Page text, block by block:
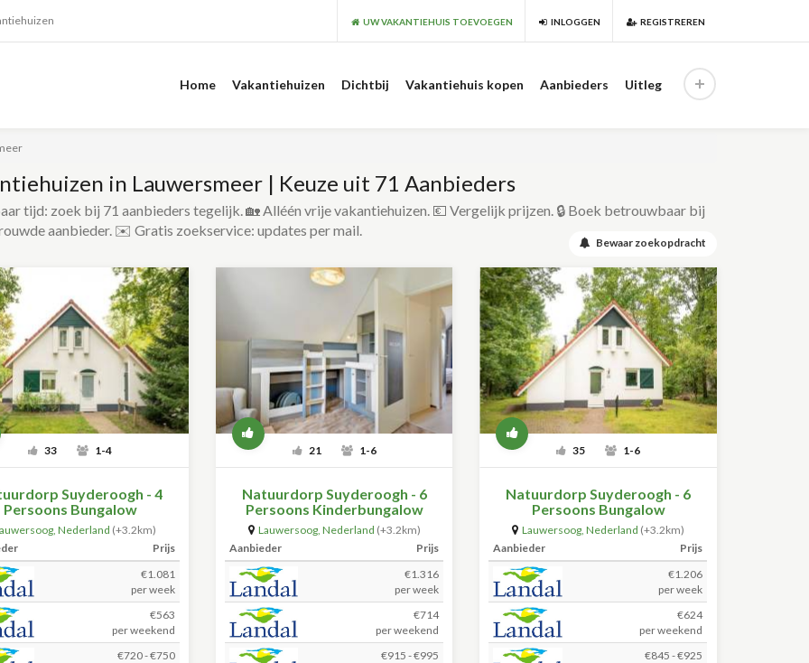
UW VAKANTIEHUIS TOEVOEGEN INLOGGEN REGISTREREN
Home Vakantiehuizen Dichtbij Vakantiehuis kopen Aanbieders Uitleg
Bewaar zoekopdracht
in Lauwersmeer | Keuze uit 71 Aanbieders
tijd: zoek bij 71 aanbieders tegelijk. 🏡 Alléén vrije vakantiehuizen. 💶 Vergelijk prijzen. 🔒 Boek betrouwbaar bij
aanbieder. ✉️ Gratis zoekservice: updates per mail.
33 1-4
Suyderoogh - 4
Persoons Bungalow
,Nederland (+3.2km)
Prijs
€1.081
per week
€563
per weekend
€720 - €750
21 1-6
Natuurdorp Suyderoogh - 6
Persoons Kinderbungalow
Lauwersoog, Nederland (+3.2km)
Aanbieder
Prijs
€1.316
per week
€714
per weekend
€915 - €995
35 1-6
Natuurdorp Suyderoogh - 6
Persoons Bungalow
Lauwersoog,Nederland (+3.2km)
Aanbieder
Prijs
€1.206
per week
€624
per weekend
€845 - €925